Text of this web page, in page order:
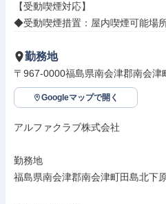
【受動喫煙対応】
◆受動喫煙措置：屋内喫煙可能場
勤務地
〒967-0000福島県南会津郡南会津
Googleマップで開く
アルファクラブ株式会社
勤務地
福島県南会津郡南会津町田島北下